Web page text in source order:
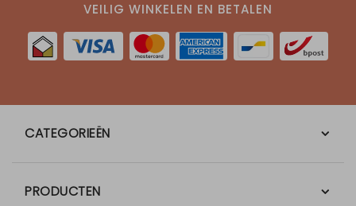
VEILIG WINKELEN EN BETALEN
CATEGORIEËN
PRODUCTEN